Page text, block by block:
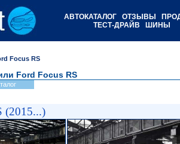
АВТОКАТАЛОГ ОТЗЫВЫ
ТЕСТ-ДРАЙВ
ШИНЫ
Focus RS
Ford Focus RS
(2015...)